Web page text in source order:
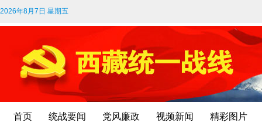
2026年8月7日 星期五
首页 统战要闻 党风廉政 视频新闻 精彩图片